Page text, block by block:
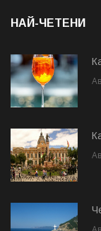
НАЙ-ЧЕТЕНИ